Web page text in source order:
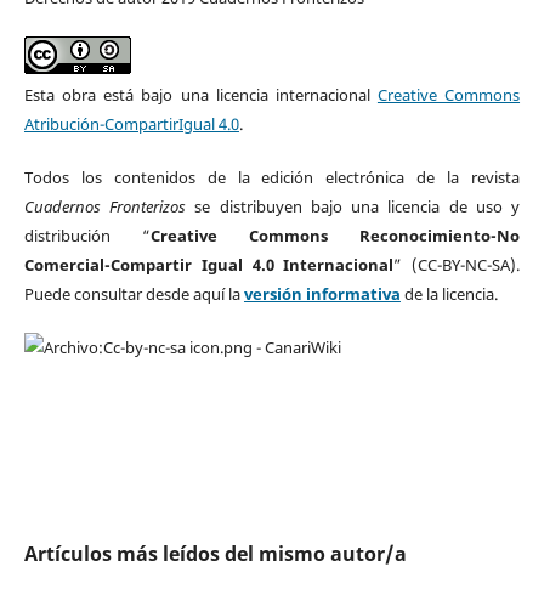
Esta obra está bajo una licencia internacional Creative Commons
Atribución-CompartirIgual 4.0.
Todos los contenidos de la edición electrónica de la revista
Cuadernos Fronterizos se distribuyen bajo una licencia de uso y
distribución “Creative Commons Reconocimiento-No
Comercial-Compartir Igual 4.0 Internacional” (CC-BY-NC-SA).
Puede consultar desde aquí laversión informativa de la licencia.
Artículos más leídos del mismo autor/a